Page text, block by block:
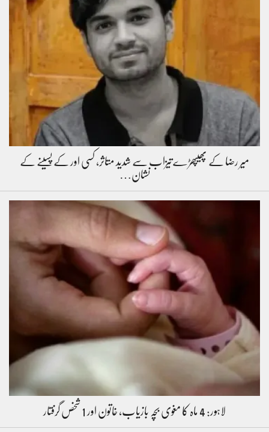
میر رضا کے پھیپھڑے تیزاب سے شدید متاثر، کسی اور کے پسینے کے
نشان…
لاہور: 4 ماہ کا مغوی بچہ بازیاب، خاتون اور 1 شخص گرفتار